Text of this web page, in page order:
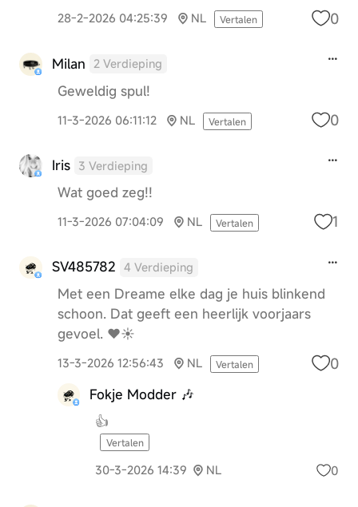
28-2-2026 04:25:39 NL Vertalen 0
Milan 2 Verdieping
Geweldig spul!
11-3-2026 06:11:12 NL Vertalen 0
Iris 3 Verdieping
Wat goed zeg!!
11-3-2026 07:04:09 NL Vertalen 1
SV485782 4 Verdieping
Met een Dreame elke dag je huis blinkend
schoon. Dat geeft een heerlijk voorjaars
gevoel. ❤️☀️
13-3-2026 12:56:43 NL Vertalen 0
Fokje Modder 🎶
👍
Vertalen
30-3-2026 14:39 NL 0